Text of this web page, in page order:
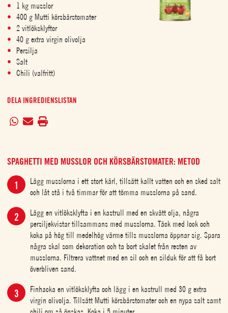
1 kg musslor
400 g Mutti körsbärstomater
2 vitlöksklyftor
40 g extra virgin olivolja
Persilja
Salt
Chili (valfritt)
DELA INGREDIENSLISTAN
SPAGHETTI MED MUSSLOR OCH KÖRSBÄRSTOMATER: METOD
Lägg musslorna i ett stort kärl, tillsätt kallt vatten och en sked salt
och låt stå i två timmar för att tömma musslorna på sand.
Lägg en vitlöksklyfta i en kastrull med en skvätt olja, några
persiljekvistar tillsammans med musslorna. Täck med lock och
koka på hög till medelhög värme tills musslorna öppnar sig. Spara
några skal som dekoration och ta bort skalet från resten av
musslorna. Filtrera vattnet med en sil och en silduk för att få bort
överbliven sand.
Finhacka en vitlöksklyfta och lägg i en kastrull med 30 g extra
virgin olivolja. Tillsätt Mutti körsbärstomater och en nypa salt samt